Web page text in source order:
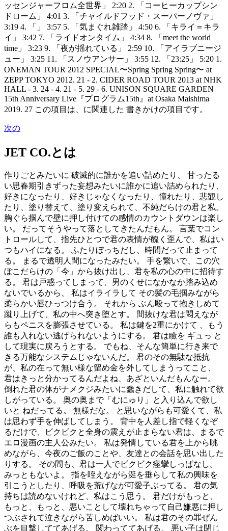
ッセンジャーフロム全世界」 2:20 2. 「コーヒーカップシン
ドローム」 4:01 3. 「チャイルドフッド・スーパーノヴァ」
3:19 4. 「」 3:57 5. 「気まぐれ雑踏」 4:50 6. 「キライ＝キラ
イ」 3:42 7. 「ライドオンタイム」 4:34 8. 「meet the world
time」 3:23 9. 「夜が揺れている」 2:59 10. 「アイラブニージ
ュー」 3:25 11. 「スノウアンサー」 3:55 12. 「23:25」 5:20 1.
ONEMAN TOUR 2012 SPECIAL〜Spring Spring Spring〜 at
ZEPP TOKYO 2012. 21 - 2. CIDER ROAD TOUR 2013 at NHK
HALL - 3. 24 - 4. 21 - 5. 29 - 6. UNISON SQUARE GARDEN
15th Anniversary Live『プログラム15th』at Osaka Maishima
2019. 27 この項目は、に関連した 書きかけの項目です。
次の
JET CO.とは
作りごとみたいに 破滅的に誰かを追い詰めたり、 甘ったる
い思春期引きずった妄想みたいに誰かに追い詰められたり、
好きになったり、好きじゃなくなったり、憧れたり、悲観し
たり、塗り替えて、塗り変えられて、不純だらけの君と私。
胸ぐら掴んで壁に押し付けての感情のカウントダウンは楽し
い。 だってそうやって落としてきたんだもん。 言葉でコン
トロールして、指先ひとつで君の表情が醜く歪んで、私はい
つもハイになる。 ふたりぼっちだし、時間だって止まって
る。 まるで透明人間になったみたい。 手を繋いで、この穴
ぼこだらけの「今」から抜け出し、君を私の心の中に招待す
る。 君は戸惑ってしまって、男のくせになかなか踏み込め
ないでいるから、 私はイライラして その髪の毛掴みながら
柔らかい唇ひっつけ合う。 それから ぶん殴って抱きしめて
蹴り上げて、私の中へ突き堕とす。 間抜けな君は悶えなが
らもペニスを膨張させている。 私は鍵を2重にかけて 、もう
誰も入れない逃げられないようにする。 君は瞼を ギュっ と
して現実に戻ろうとする。 でもね、そんな簡単に行き来で
きる万能なシステムじゃないんだ。 君のその無駄な抵抗
が、私の在って無い様な留め金を外してしまうってこと、
君はきっと分かってるんだよね、あざといんだもんなー。
倒れた君の体がナメクジみたいに蠢きだして、私に触れて欲
しがっている。 奥の奥まで「むにゅり」と入り込んで欲し
いと ねだってる。 無様だな。 と思いながらも可愛くて、私
は思わず手を伸ばしてしまう。 背中を人差し指で軽くなぞ
るだけで、ビクビクと全身の震えが止まらない君は、まるで
エロ漫画の主人公みたい。 私は発情している君を上から眺
めながら、今夜のご飯のことや、友達との会話を思い出した
りする。 その間も、君は一人でビクビク痙攣しっぱなし。
みっともないよ。 指を咥えながら涎を垂らして私の興味を
引こうとしたり、呼吸を荒げなが可愛子ぶってる。 君の気
持ちは読めないけれど、私はこう思う。 君だけがもっと、
もっと、もっと、悪いことして壊れちゃって自己嫌悪に押し
つぶされて泣きながら苦しめばいい。 私は君のその罪ぜん
ぶを目撃しててあげる。 関わっててあげる。 悪い子は閉じ